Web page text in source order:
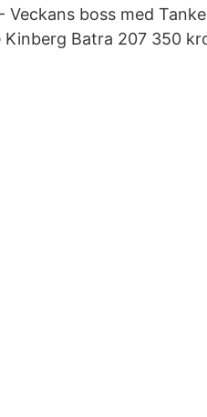
boss med
Kinberg Batra 207 350